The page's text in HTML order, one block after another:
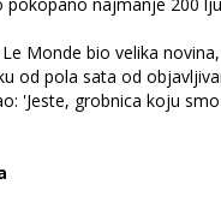
Monde bio velika
od pola sata od
'Jeste, grobnica koju